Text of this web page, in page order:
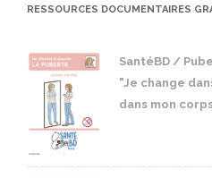
RESSOURCES DOCUMENTAIRES
SantéBD /
"Je change
dans mon